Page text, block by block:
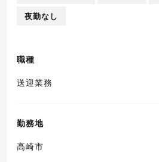
夜勤なし
職種
送迎業務
勤務地
高崎市